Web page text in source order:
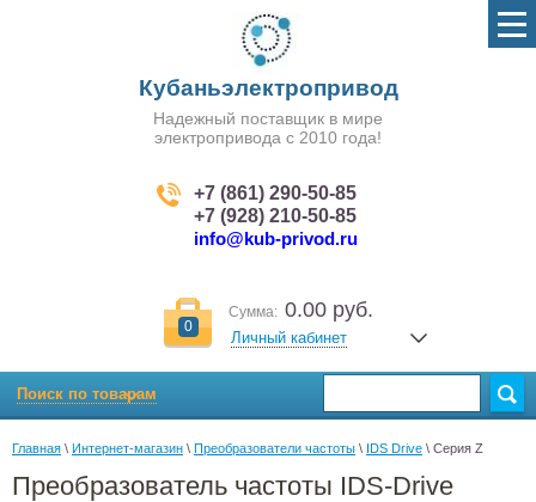
Кубаньэлектропривод
Надежный поставщик в мире
электропривода с 2010 года!
+7 (861) 290-50-85
+7 (928) 210-50-85
info@kub-privod.ru
0
Сумма: 0.00 руб.
Личный кабинет
Поиск по товарам
Главная \ Интернет-магазин \ Преобразователи частоты \ IDS Drive \ Серия Z
Преобразователь частоты IDS-Drive